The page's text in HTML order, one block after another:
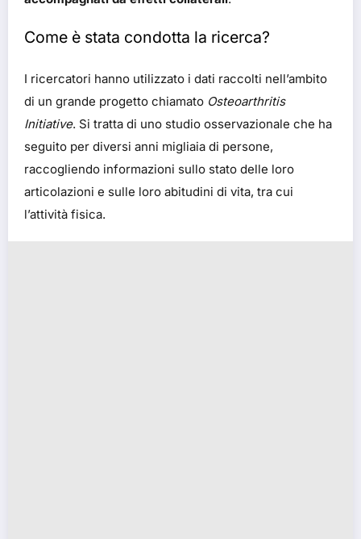
Come è stata condotta la ricerca?
I ricercatori hanno utilizzato i dati raccolti nell’ambito
di un grande progetto chiamato Osteoarthritis
Initiative. Si tratta di uno studio osservazionale che ha
seguito per diversi anni migliaia di persone,
raccogliendo informazioni sullo stato delle loro
articolazioni e sulle loro abitudini di vita, tra cui
l’attività fisica.